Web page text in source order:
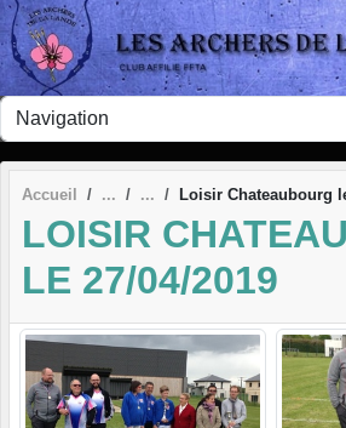
Accueil Loisir Chateaubourg
LOISIR
LE 27/04/2019
Panneau de gestion des cookies